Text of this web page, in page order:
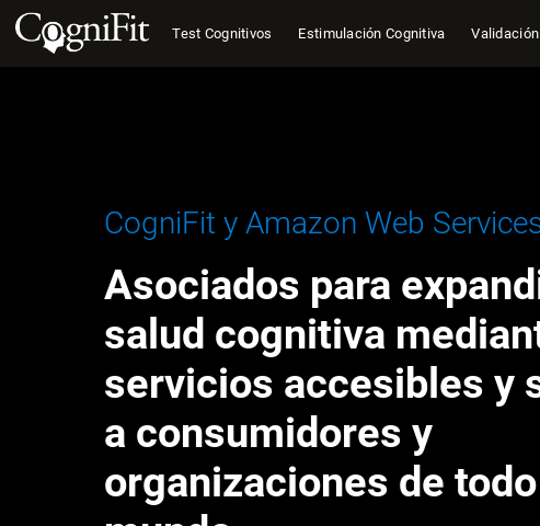
Test Cognitivos Estimulación Cognitiva
CogniFit y Amazon Web
Asociados para
salud cognitiva
servicios accesibles y
a consumidores y
organizaciones de todo